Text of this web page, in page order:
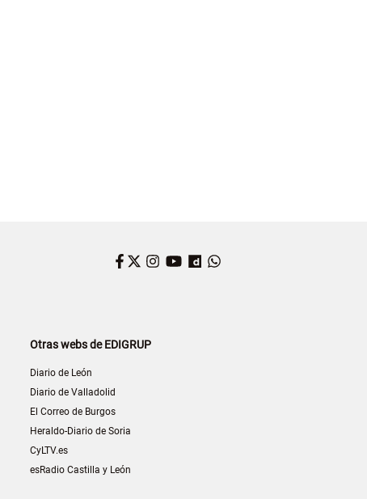
Facebook
Twitter
Instagram
YouTube
Dailymotion
Otras webs de EDIGRUP
Diario de León
Diario de Valladolid
El Correo de Burgos
Heraldo-Diario de Soria
CyLTV.es
esRadio Castilla y León